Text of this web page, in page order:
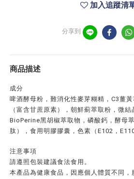
加入追蹤清
分享到
商品描述
成分
啤酒酵母粉，難消化性麥芽糊精，C3薑
（富含甘蔗原素），朝鮮薊萃取粉，微
BioPerine黑胡椒萃取物，磷酸鈣，酵母
肽），食用明膠膠囊，色素（E102，E110
注意事項
請遵照包裝建議食法食用。
本產品為健康食品，因應個人體質不同，